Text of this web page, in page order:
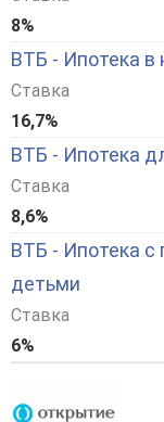
8%
ВТБ - Ипотека в
Ставка
16,7%
ВТБ - Ипотека
Ставка
8,6%
ВТБ - Ипотека с
детьми
Ставка
6%